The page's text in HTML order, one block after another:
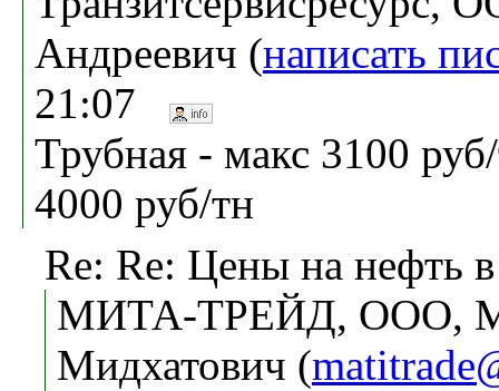
Андреевич (написать
21:07
Трубная - макс 3100
4000 руб/тн
Re: Re: Цены на нефть в
МИТА-ТРЕЙД, ООО,
Мидхатович (